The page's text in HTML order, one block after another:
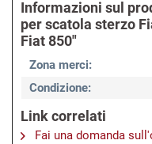
Informazioni sul
per scatola sterzo
Fiat 850"
Zona merci:
Condizione:
Link correlati
Fai una domanda